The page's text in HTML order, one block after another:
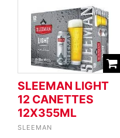
SLEEMAN LIGHT
12 CANETTES
12X355ML
SLEEMAN